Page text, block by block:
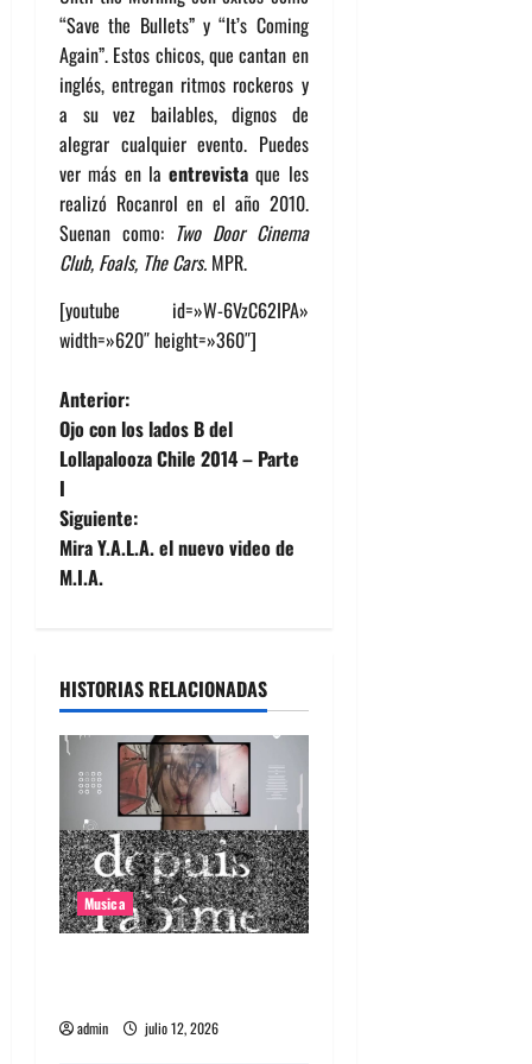
“Save the Bullets” y “It’s Coming
Again”. Estos chicos, que cantan en
inglés, entregan ritmos rockeros y
a su vez bailables, dignos de
alegrar cualquier evento. Puedes
ver más en laentrevista que les
realizó Rocanrol en el año 2010.
Suenan como: Two Door Cinema
Club, Foals, The Cars. MPR.
[youtube id=»W-6VzC62IPA»
width=»620″ height=»360″]
N
a
v
e
c
i
n
d
Anterior:
Ojo con los lados B del
Lollapalooza Chile 2014 – Parte
I
Siguiente:
Mira Y.A.L.A. el nuevo video de
M.I.A.
HISTORIAS RELACIONADAS
Musica
admin julio 12, 2026